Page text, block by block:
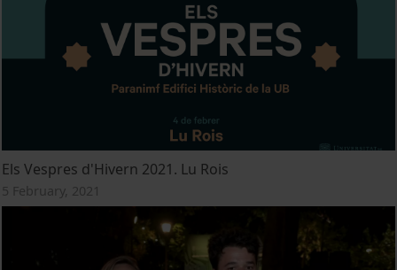
Els Vespres d'Hivern 2021. Lu Rois
5 February, 2021